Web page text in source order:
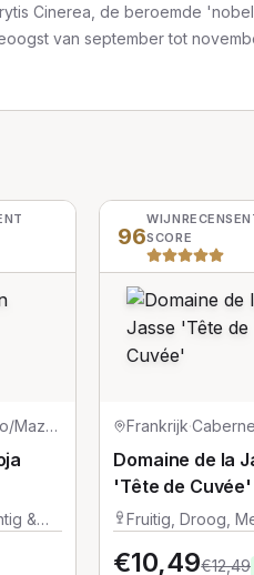
Cinerea, de beroemde
van september tot
Graciano/Mazuelo/Tempranillo
&
96SCORE
Frankrijk·
Domaine de la
'Tête de Cuvée'
Fruitig, Droog,
€10,49€12,49